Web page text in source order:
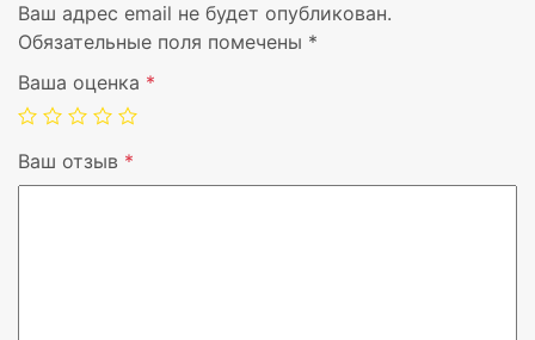
Тип подключения
Цвет Черный,
Ваш адрес email не будет опубликован.
Обязательные поля помечены *
Ваша оценка *
Ваш отзыв *